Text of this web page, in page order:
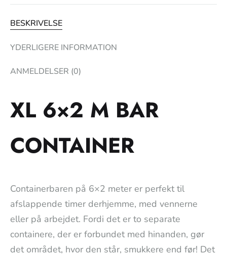
BESKRIVELSE
YDERLIGERE INFORMATION
ANMELDELSER (0)
XL 6×2 M BAR
CONTAINER
Containerbaren på 6×2 meter er perfekt til
afslappende timer derhjemme, med vennerne
eller på arbejdet. Fordi det er to separate
containere, der er forbundet med hinanden, gør
det området, hvor den står, smukkere end før! Det